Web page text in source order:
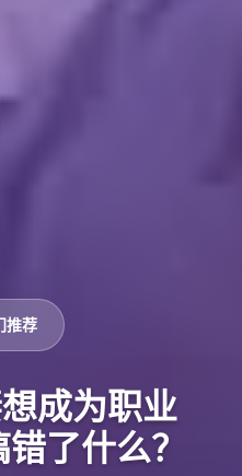
推荐
成为职业
了什么？